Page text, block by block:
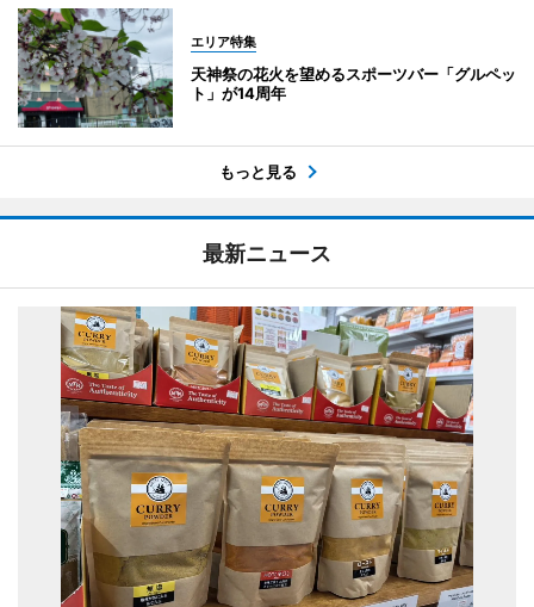
エリア特集
天神祭の花火を望めるスポーツバー「グルペッ
ト」が14周年
もっと見る
最新ニュース